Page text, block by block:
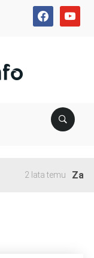
facebookyoutube
2 lata temu